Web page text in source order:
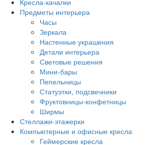
Кресла-качалки
Предметы интерьера
Часы
Зеркала
Настенные украшения
Детали интерьера
Световые решения
Мини-бары
Пепельницы
Статуэтки, подсвечники
Фруктовницы-конфетницы
Ширмы
Стеллажи-этажерки
Компьютерные и офисные кресла
Геймерские кресла